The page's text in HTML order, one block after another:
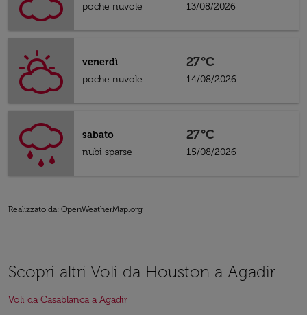
poche nuvole
13/08/2026
venerdì
poche nuvole
27°C
14/08/2026
sabato
nubi sparse
27°C
15/08/2026
Realizzato da: OpenWeatherMap.org
Scopri altri Voli da Houston a Agadir
Voli da Casablanca a Agadir